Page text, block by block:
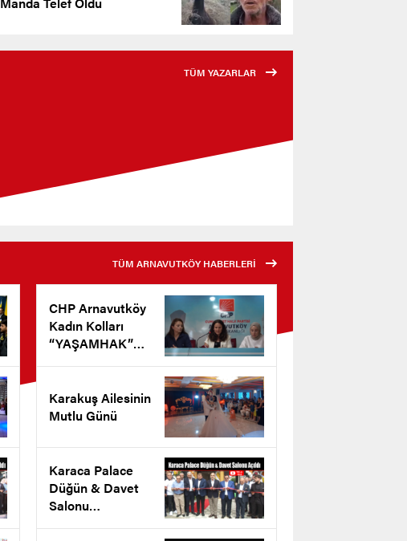
TÜM YAZARLAR
TÜM ARNAVUTKÖY HABERLERİ
CHP Arnavutköy
Kadın Kolları
“YAŞAMHAK”
Karakuş Ailesinin
Mutlu Günü
Karaca Palace
Düğün & Davet
Salonu